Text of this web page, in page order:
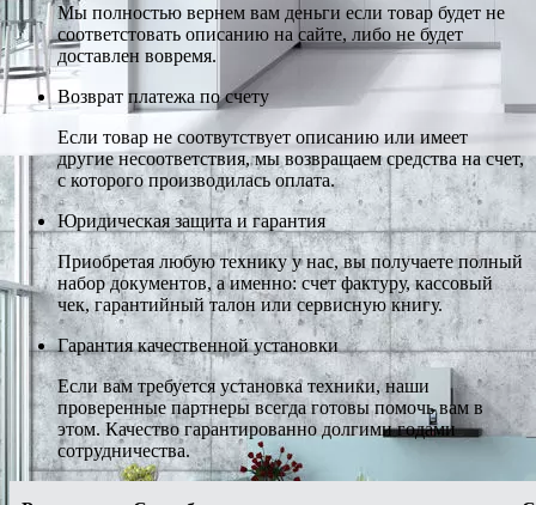
Мы полностью вернем вам деньги если товар будет не
соответстовать описанию на сайте, либо не будет
доставлен вовремя.
Возврат платежа по счету
Если товар не соотвутствует описанию или имеет
другие несоответствия, мы возвращаем средства на счет,
с которого производилась оплата.
Юридическая защита и гарантия
Приобретая любую технику у нас, вы получаете полный
набор документов, а именно: счет фактуру, кассовый
чек, гарантийный талон или сервисную книгу.
Гарантия качественной установки
Если вам требуется установка техники, наши
проверенные партнеры всегда готовы помочь вам в
этом. Качество гарантированно долгими годами
сотрудничества.